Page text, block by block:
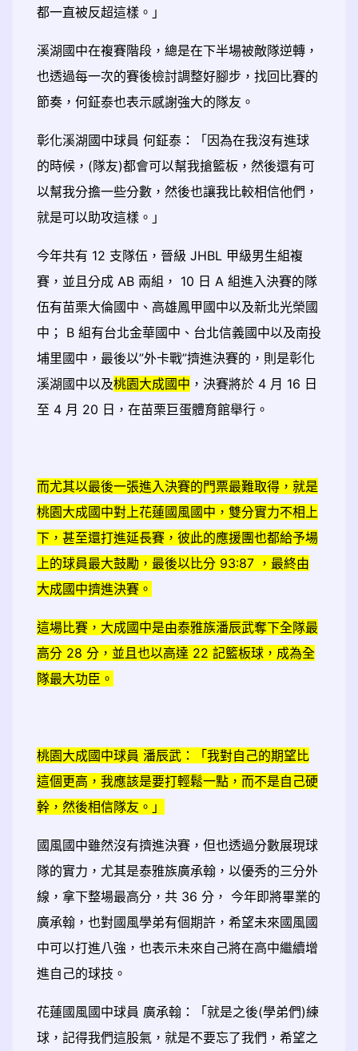
都一直被反超這樣。」
溪湖國中在複賽階段，總是在下半場被敵隊逆轉，
也透過每一次的賽後檢討調整好腳步，找回比賽的
節奏，何鉦泰也表示感謝強大的隊友。
彰化溪湖國中球員 何鉦泰：「因為在我沒有進球
的時候，(隊友)都會可以幫我搶籃板，然後還有可
以幫我分擔一些分數，然後也讓我比較相信他們，
就是可以助攻這樣。」
今年共有 12 支隊伍，晉級 JHBL 甲級男生組複
賽，並且分成 AB 兩組， 10 日 A 組進入決賽的隊
伍有苗栗大倫國中、高雄鳳甲國中以及新北光榮國
中； B 組有台北金華國中、台北信義國中以及南投
埔里國中，最後以”外卡戰”擠進決賽的，則是彰化
溪湖國中以及桃園大成國中 ，決賽將於 4 月 16 日
至 4 月 20 日，在苗栗巨蛋體育館舉行。
而尤其以最後一張進入決賽的門票最難取得，就是
桃園大成國中對上花蓮國風國中，雙分實力不相上
下，甚至還打進延長賽，彼此的應援團也都給予場
上的球員最大鼓勵，最後以比分 93:87 ，最終由
大成國中擠進決賽。
這場比賽，大成國中是由泰雅族潘辰武奪下全隊最
高分 28 分，並且也以高達 22 記籃板球，成為全
隊最大功臣。
桃園大成國中球員 潘辰武：「我對自己的期望比
這個更高，我應該是要打輕鬆一點，而不是自己硬
幹，然後相信隊友。」
國風國中雖然沒有擠進決賽，但也透過分數展現球
隊的實力，尤其是泰雅族廣承翰，以優秀的三分外
線，拿下整場最高分，共 36 分， 今年即將畢業的
廣承翰，也對國風學弟有個期許，希望未來國風國
中可以打進八強，也表示未來自己將在高中繼續增
進自己的球技。
花蓮國風國中球員 廣承翰：「就是之後(學弟們)練
球，記得我們這股氣，就是不要忘了我們，希望之